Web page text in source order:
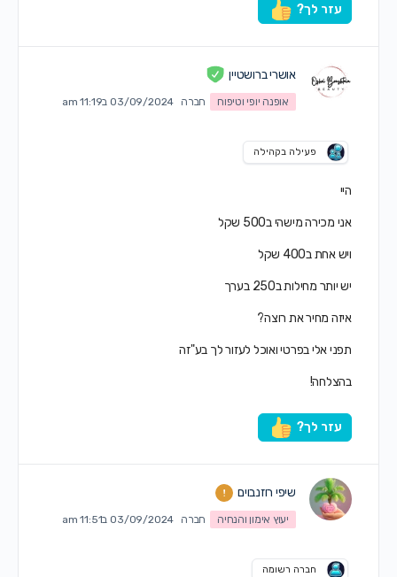
עזר לך?
אושרי ברושטיין
אופנה יופי וטיפוח חברה 03/09/2024 ב11:19 am
פעילה בקהילה
היי
אני מכירה מישהי ב500 שקל
ויש אחת ב400 שקל
יש יותר מחילות ב250 בערך
איזה מחיר את רוצה?
תפני אלי בפרטי ואוכל לעזור לך בע"זה
בהצלחה!
עזר לך?
שיפי רוזנבוים
יעוץ אימון והנחיה חברה 03/09/2024 ב11:51 am
חברה רשומה